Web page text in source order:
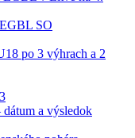
SO
po 3 výhrach a 2
dátum a výsledok